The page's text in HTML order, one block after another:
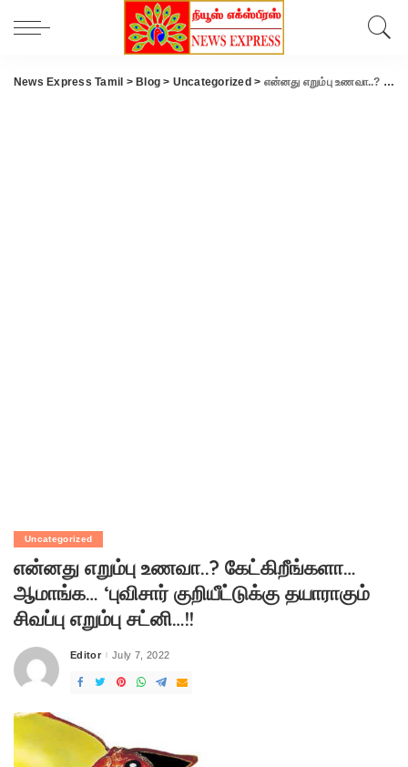
News Express Tamil > Blog > Uncategorized > என்னது எறும்பு உணவா..? கேட்கிறீங்களா… ஆமாங்க… ‘புவிசார் குறியீட்டுக்கு தயாராகும் சிவப்பு எறும்பு சட்னி…!!
Uncategorized
என்னது எறும்பு உணவா..? கேட்கிறீங்களா…
ஆமாங்க… ‘புவிசார் குறியீட்டுக்கு தயாராகும்
சிவப்பு எறும்பு சட்னி…!!
Posted
Editor July 7, 2022